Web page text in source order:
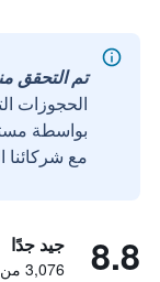
تم التحقق منه
الحجوزات
مع شركائنا
8.8 جيد جدًا
3,076 من التقييمات تم التحقق منها